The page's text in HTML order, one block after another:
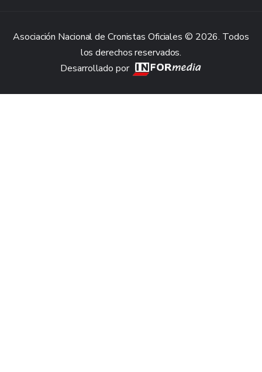
Asociación Nacional de Cronistas Oficiales © 2026. Todos
los derechos reservados.
Desarrollado por